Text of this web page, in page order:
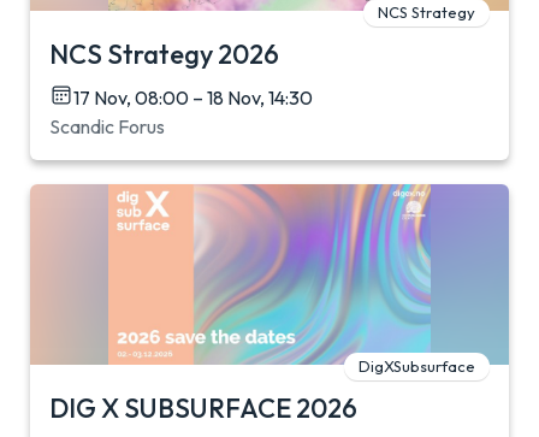
NCS Strategy
NCS Strategy 2026
17 Nov, 08:00 – 18 Nov, 14:30
Scandic Forus
DigXSubsurface
DIG X SUBSURFACE 2026